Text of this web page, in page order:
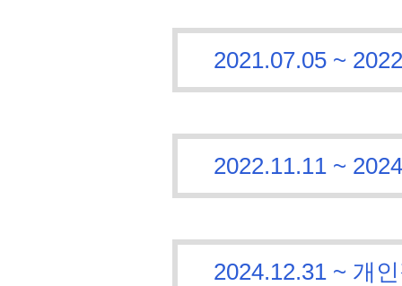
2021.07.05 ~
2022.11.11 ~
2024.12.31 ~ 개